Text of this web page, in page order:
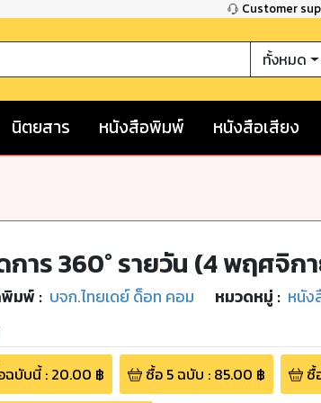
Customer
ทั้งหมด
นิตยสาร หนังสือพิมพ์ หนังสือเสียง
าร 360° รายวัน (4 พฤศจิก
มพ์ : บจก.ไทยเดย์ ด็อท คอม หมวดหมู่ : หนัง
ฉบับนี้: 20.00 ฿ ซื้อ 5ฉบับ : 85.00 ฿ ซื้